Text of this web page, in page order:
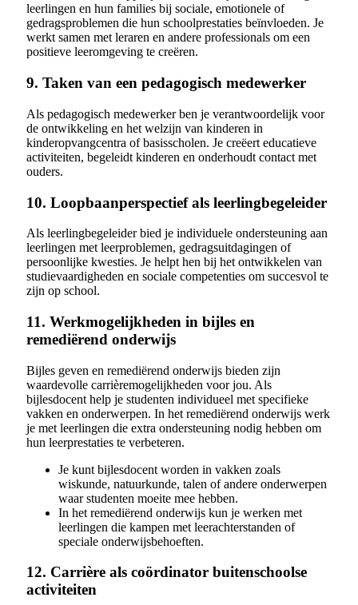
leerlingen en hun families bij sociale, emotionele of
gedragsproblemen die hun schoolprestaties beïnvloeden. Je
werkt samen met leraren en andere professionals om een
positieve leeromgeving te creëren.
9. Taken van een pedagogisch medewerker
Als pedagogisch medewerker ben je verantwoordelijk voor
de ontwikkeling en het welzijn van kinderen in
kinderopvangcentra of basisscholen. Je creëert educatieve
activiteiten, begeleidt kinderen en onderhoudt contact met
ouders.
10. Loopbaanperspectief als leerlingbegeleider
Als leerlingbegeleider bied je individuele ondersteuning aan
leerlingen met leerproblemen, gedragsuitdagingen of
persoonlijke kwesties. Je helpt hen bij het ontwikkelen van
studievaardigheden en sociale competenties om succesvol te
zijn op school.
11. Werkmogelijkheden in bijles en
remediërend onderwijs
Bijles geven en remediërend onderwijs bieden zijn
waardevolle carrièremogelijkheden voor jou. Als
bijlesdocent help je studenten individueel met specifieke
vakken en onderwerpen. In het remediërend onderwijs werk
je met leerlingen die extra ondersteuning nodig hebben om
hun leerprestaties te verbeteren.
Je kunt bijlesdocent worden in vakken zoals
wiskunde, natuurkunde, talen of andere onderwerpen
waar studenten moeite mee hebben.
In het remediërend onderwijs kun je werken met
leerlingen die kampen met leerachterstanden of
speciale onderwijsbehoeften.
12. Carrière als coördinator buitenschoolse
activiteiten